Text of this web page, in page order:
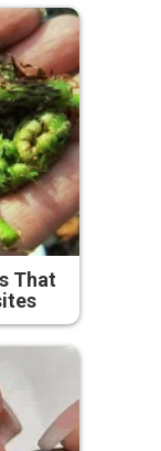
That